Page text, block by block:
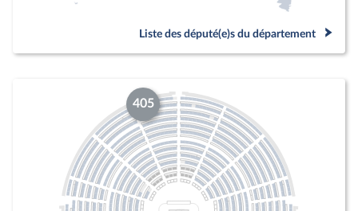
Liste des député(e)s du département
405